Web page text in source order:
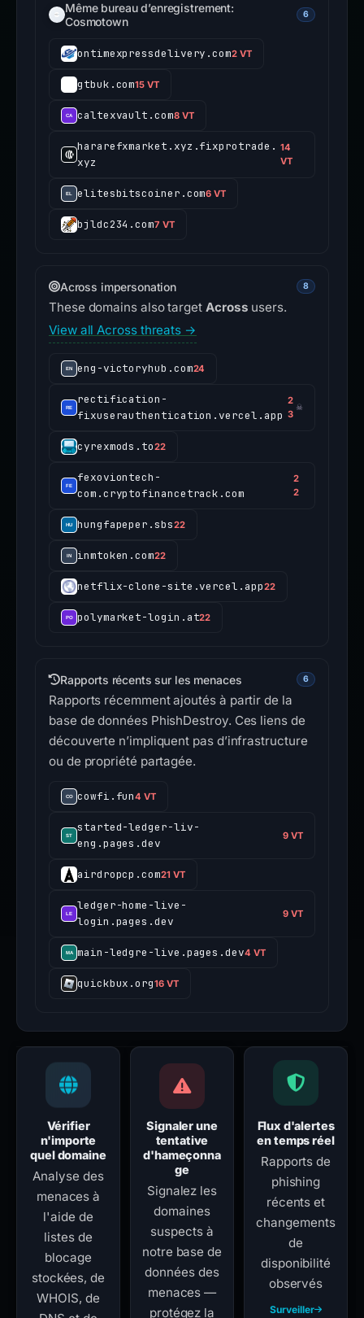
Même bureau d’enregistrement:
Cosmotown
6
ontimexpressdelivery.com2 VT
gtbuk.com15 VT
caltexvault.com8 VT
hararefxmarket.xyz.fixprotrade.
xyz
14
VT
elitesbitscoiner.com6 VT
bjldc234.com7 VT
Across impersonation 8
These domains also target Across users.
View all Across threats →
eng-victoryhub.com24
rectification-
fixuserauthentication.vercel.app
2
3
☠
cyrexmods.to22
fexoviontech-
com.cryptofinancetrack.com
2
2
hungfapeper.sbs22
inmtoken.com22
netflix-clone-site.vercel.app22
polymarket-login.at22
Rapports récents sur les menaces 6
Rapports récemment ajoutés à partir de la
base de données PhishDestroy. Ces liens de
découverte n’impliquent pas d’infrastructure
ou de propriété partagée.
cowfi.fun4 VT
started-ledger-liv-
eng.pages.dev
9 VT
airdropcp.com21 VT
ledger-home-live-
login.pages.dev
9 VT
main-ledgre-live.pages.dev4 VT
quickbux.org16 VT
Vérifier
n'importe
quel domaine
Analyse des
menaces à
l'aide de
listes de
blocage
stockées, de
WHOIS, de
Signaler une
tentative
d'hameçonna
ge
Signalez les
domaines
suspects à
notre base de
données des
menaces —
protégez la
Flux d'alertes
en temps réel
Rapports de
phishing
récents et
changements
de
disponibilité
observés
Surveiller